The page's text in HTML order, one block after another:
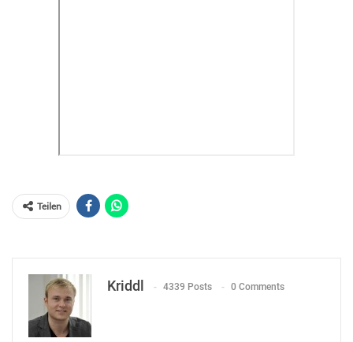
Teilen
Kriddl 4339 Posts 0 Comments